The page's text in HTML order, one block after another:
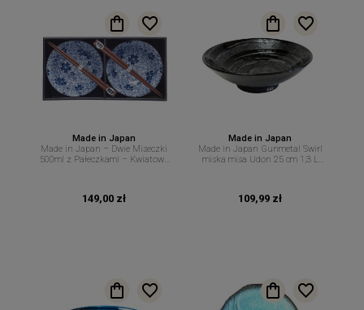
Made in Japan
Made in Japan – Dwie Miseczki
500ml z Pałeczkami – Kwiatowy
149,00 zł
Made in Japan
Made in Japan Gunmetal Swirl
miska misa Udon 25 cm 1,3 L
109,99 zł